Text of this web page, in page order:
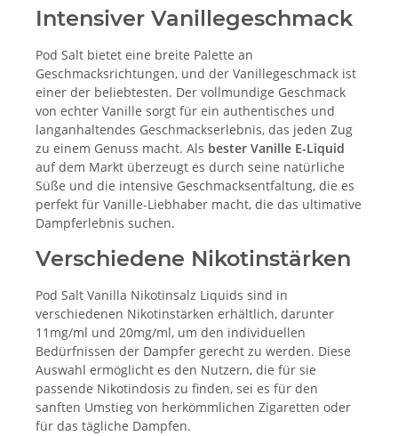
Intensiver Vanillegeschmack
Pod Salt bietet eine breite Palette an
Geschmacksrichtungen, und der Vanillegeschmack ist
einer der beliebtesten. Der vollmundige Geschmack
von echter Vanille sorgt für ein authentisches und
langanhaltendes Geschmackserlebnis, das jeden Zug
zu einem Genuss macht. Als bester Vanille E-Liquid
auf dem Markt überzeugt es durch seine natürliche
Süße und die intensive Geschmacksentfaltung, die es
perfekt für Vanille-Liebhaber macht, die das ultimative
Dampferlebnis suchen.
Verschiedene Nikotinstärken
Pod Salt Vanilla Nikotinsalz Liquids sind in
verschiedenen Nikotinstärken erhältlich, darunter
11mg/ml und 20mg/ml, um den individuellen
Bedürfnissen der Dampfer gerecht zu werden. Diese
Auswahl ermöglicht es den Nutzern, die für sie
passende Nikotindosis zu finden, sei es für den
sanften Umstieg von herkömmlichen Zigaretten oder
für das tägliche Dampfen.